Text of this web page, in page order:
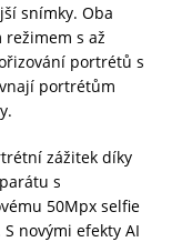
snímky. Oba
s až
portrétů s
portrétům
zážitek díky
s
50Mpx selfie
novými efekty AI